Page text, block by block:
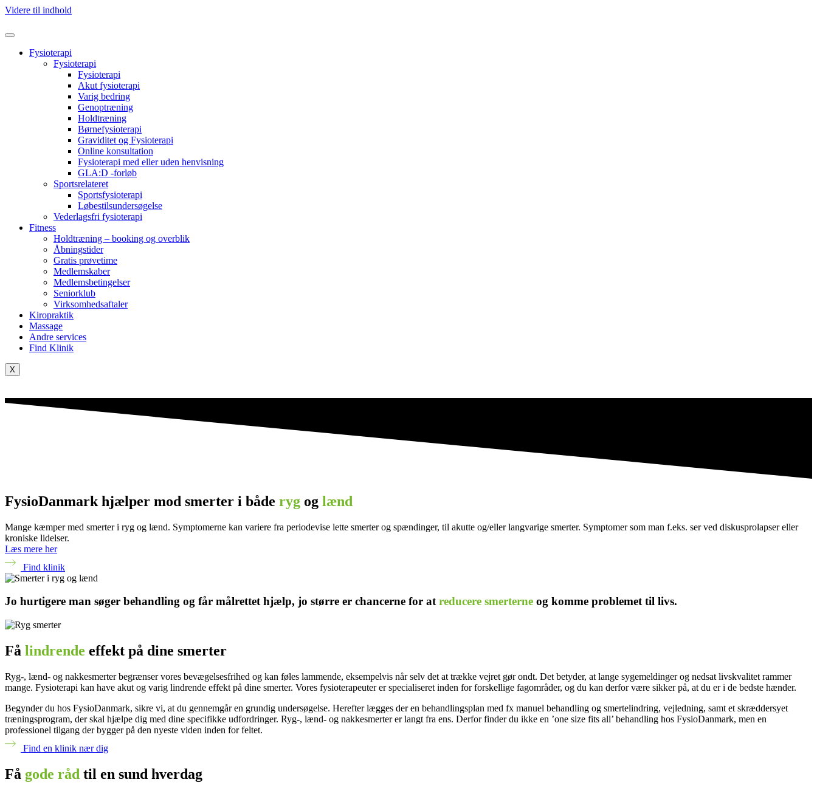
Videre til indhold
Fysioterapi
Fysioterapi
Fysioterapi
Akut fysioterapi
Varig bedring
Genoptræning
Holdtræning
Børnefysioterapi
Graviditet og Fysioterapi
Online konsultation
Fysioterapi med eller uden henvisning
GLA:D -forløb
Sportsrelateret
Sportsfysioterapi
Løbestilsundersøgelse
Vederlagsfri fysioterapi
Fitness
Holdtræning – booking og overblik
Åbningstider
Gratis prøvetime
Medlemskaber
Medlemsbetingelser
Seniorklub
Virksomhedsaftaler
Kiropraktik
Massage
Andre services
Find Klinik
X
FysioDanmark hjælper mod smerter i både ryg og lænd
Mange kæmper med smerter i ryg og lænd. Symptomerne kan variere fra periodevise lette smerter og spændinger, til akutte og/eller langvarige smerter. Symptomer som man f.eks. ser ved diskusprolapser eller
kroniske lidelser.
Læs mere her
Find klinik
Jo hurtigere man søger behandling og får målrettet hjælp, jo større er chancerne for atreducere smerterne og komme problemet til livs.
Få lindrende effekt på dine smerter
Ryg-, lænd- og nakkesmerter begrænser vores bevægelsesfrihed og kan føles lammende, eksempelvis når selv det at trække vejret gør ondt. Det betyder, at lange sygemeldinger og nedsat livskvalitet rammer
mange. Fysioterapi kan have akut og varig lindrende effekt på dine smerter. Vores fysioterapeuter er specialiseret inden for forskellige fagområder, og du kan derfor være sikker på, at du er i de bedste hænder.
Begynder du hos FysioDanmark, sikre vi, at du gennemgår en grundig undersøgelse. Herefter lægges der en behandlingsplan med fx manuel behandling og smertelindring, vejledning, samt et skræddersyet
træningsprogram, der skal hjælpe dig med dine specifikke udfordringer. Ryg-, lænd- og nakkesmerter er langt fra ens. Derfor finder du ikke en ’one size fits all’ behandling hos FysioDanmark, men en
professionel tilgang der bygger på den nyeste viden inden for feltet.
Find en klinik nær dig
Få gode råd til en sund hverdag